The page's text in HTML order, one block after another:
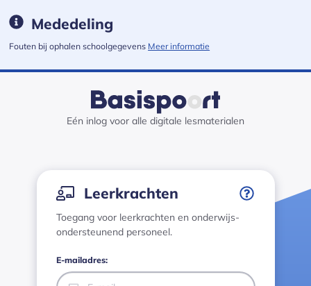
Mededeling
Fouten bij ophalen schoolgegevens Meer informatie
Eén inlog voor alle digitale lesmaterialen
Inloggen
Leerkrachten
Toegang voor leerkrachten en onderwijs-
ondersteunend personeel.
E-mailadres: